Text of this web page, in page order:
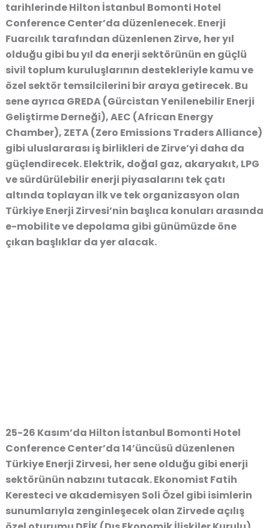
tarihlerinde Hilton İstanbul Bomonti Hotel
Conference Center’da düzenlenecek. Enerji
Fuarcılık tarafından düzenlenen Zirve, her yıl
olduğu gibi bu yıl da enerji sektörünün en güçlü
sivil toplum kuruluşlarının destekleriyle kamu ve
özel sektör temsilcilerini bir araya getirecek. Bu
sene ayrıca GREDA (Gürcistan Yenilenebilir Enerji
Geliştirme Derneği), AEC (African Energy
Chamber), ZETA (Zero Emissions Traders Alliance)
gibi uluslararası iş birlikleri de Zirve’yi daha da
güçlendirecek. Elektrik, doğal gaz, akaryakıt, LPG
ve sürdürülebilir enerji piyasalarını tek çatı
altında toplayan ilk ve tek organizasyon olan
Türkiye Enerji Zirvesi’nin başlıca konuları arasında
e-mobilite ve depolama gibi günümüzde öne
çıkan başlıklar da yer alacak.
25-26 Kasım’da Hilton İstanbul Bomonti Hotel
Conference Center’da 14’üncüsü düzenlenen
Türkiye Enerji Zirvesi, her sene olduğu gibi enerji
sektörünün nabzını tutacak. Ekonomist Fatih
Keresteci ve akademisyen Soli Özel gibi isimlerin
sunumlarıyla zenginleşecek olan Zirvede açılış